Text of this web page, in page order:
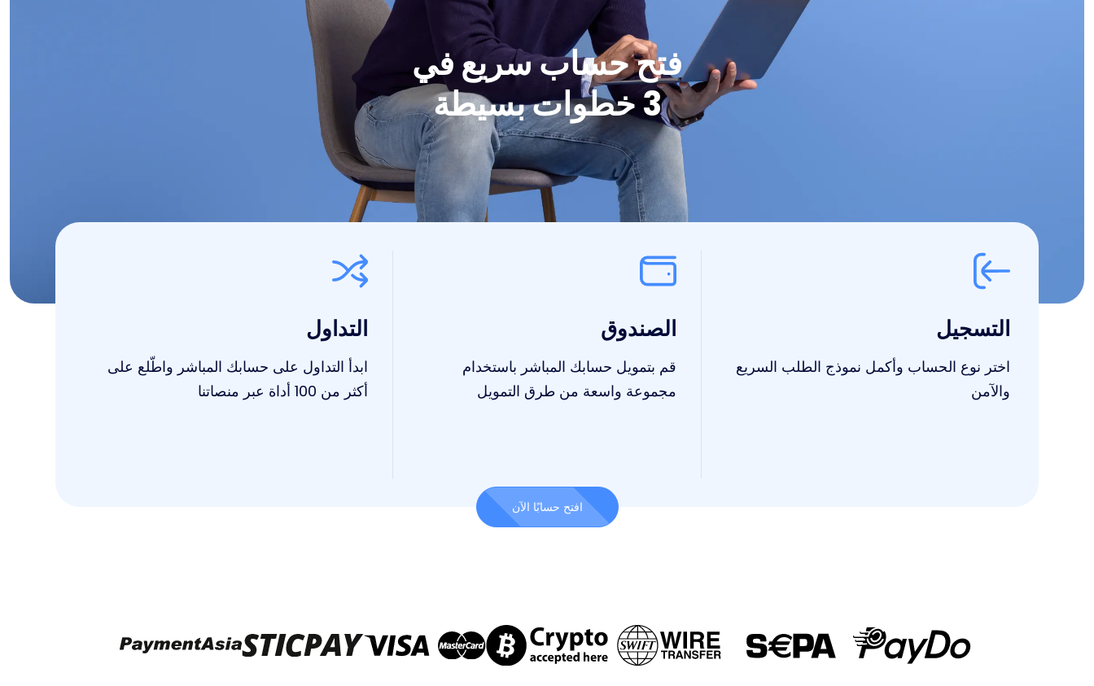
فتح حساب سريع في
3 خطوات بسيطة
التسجيل
اختر نوع الحساب وأكمل نموذج الطلب السريع
والآمن
الصندوق
قم بتمويل حسابك المباشر باستخدام
مجموعة واسعة من طرق التمويل
التداول
ابدأ التداول على حسابك المباشر واطّلع على
أكثر من 100 أداة عبر منصاتنا
افتح حسابًا الآن